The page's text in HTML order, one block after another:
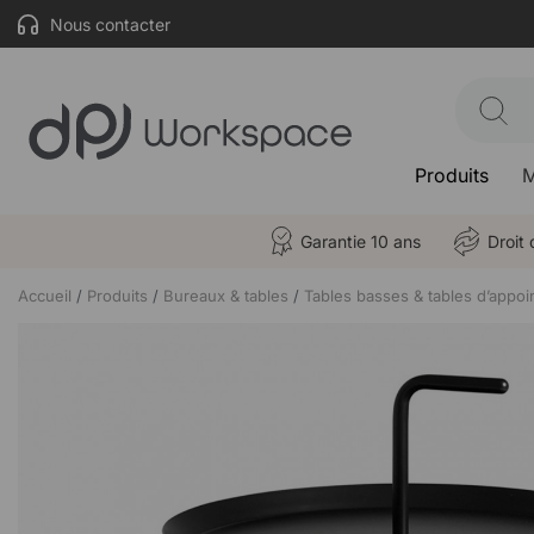
Nous contacter
Produits
Garantie 10 ans Droit
Accueil Produits Bureaux & tables Tables basses & tables